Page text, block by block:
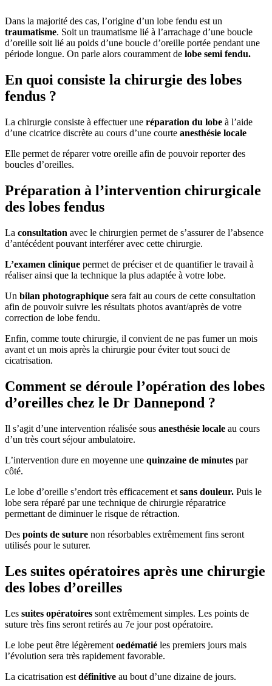
Dans la majorité des cas, l’origine d’un lobe fendu est un
traumatisme. Soit un traumatisme lié à l’arrachage d’une boucle
d’oreille soit lié au poids d’une boucle d’oreille portée pendant une
période longue. On parle alors couramment de lobe semi fendu.
En quoi consiste la chirurgie des lobes
fendus ?
La chirurgie consiste à effectuer une réparation du lobe à l’aide
d’une cicatrice discrète au cours d’une courte anesthésie locale
Elle permet de réparer votre oreille afin de pouvoir reporter des
boucles d’oreilles.
Préparation à l’intervention chirurgicale
des lobes fendus
La consultation avec le chirurgien permet de s’assurer de l’absence
d’antécédent pouvant interférer avec cette chirurgie.
L’examen clinique permet de préciser et de quantifier le travail à
réaliser ainsi que la technique la plus adaptée à votre lobe.
Un bilan photographique sera fait au cours de cette consultation
afin de pouvoir suivre les résultats photos avant/après de votre
correction de lobe fendu.
Enfin, comme toute chirurgie, il convient de ne pas fumer un mois
avant et un mois après la chirurgie pour éviter tout souci de
cicatrisation.
Comment se déroule l’opération des lobes
d’oreilles chez le Dr Dannepond ?
Il s’agit d’une intervention réalisée sous anesthésie locale au cours
d’un très court séjour ambulatoire.
L’intervention dure en moyenne une quinzaine de minutes par
côté.
Le lobe d’oreille s’endort très efficacement et sans douleur. Puis le
lobe sera réparé par une technique de chirurgie réparatrice
permettant de diminuer le risque de rétraction.
Des points de suture non résorbables extrêmement fins seront
utilisés pour le suturer.
Les suites opératoires après une chirurgie
des lobes d’oreilles
Les suites opératoires sont extrêmement simples. Les points de
suture très fins seront retirés au 7e jour post opératoire.
Le lobe peut être légèrement oedématié les premiers jours mais
l’évolution sera très rapidement favorable.
La cicatrisation est définitive au bout d’une dizaine de jours.